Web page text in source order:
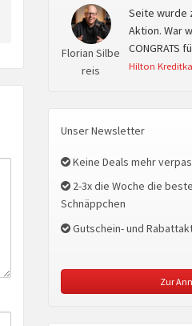
Florian Silbe
reis
Seite wurde
Aktion. War
CONGRATS
Hilton
Unser Newsletter
Keine Deals mehr
2-3x die Woche die
Schnäppchen
Gutschein- und
Zur